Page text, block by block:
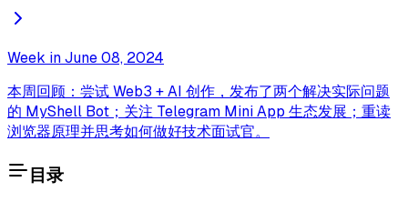
Week in June 08, 2024
本周回顾：尝试 Web3 + AI 创作，发布了两个解决实际问题
的 MyShell Bot；关注 Telegram Mini App 生态发展；重读
浏览器原理并思考如何做好技术面试官。
目录